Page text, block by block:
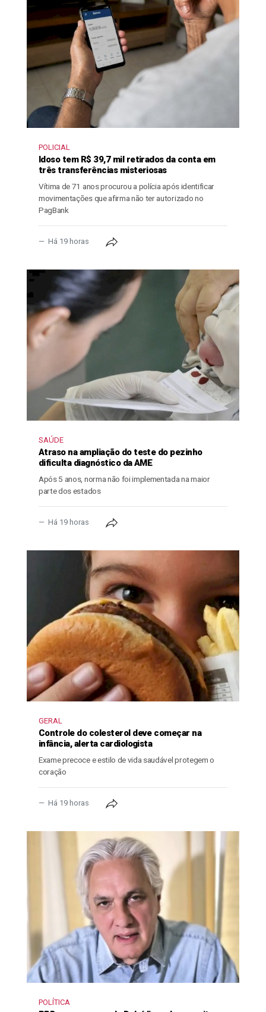
POLICIAL
Idoso tem R$ 39,7 mil retirados da conta em
três transferências misteriosas
Vítima de 71 anos procurou a polícia após identificar
movimentações que afirma não ter autorizado no
PagBank
Há 19 horas
SAÚDE
Atraso na ampliação do teste do pezinho
dificulta diagnóstico da AME
Após 5 anos, norma não foi implementada na maior
parte dos estados
Há 19 horas
GERAL
Controle do colesterol deve começar na
infância, alerta cardiologista
Exame precoce e estilo de vida saudável protegem o
coração
Há 19 horas
POLÍTICA